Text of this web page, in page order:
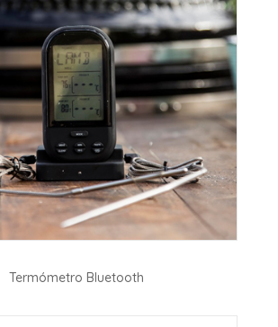
Termómetro Bluetooth